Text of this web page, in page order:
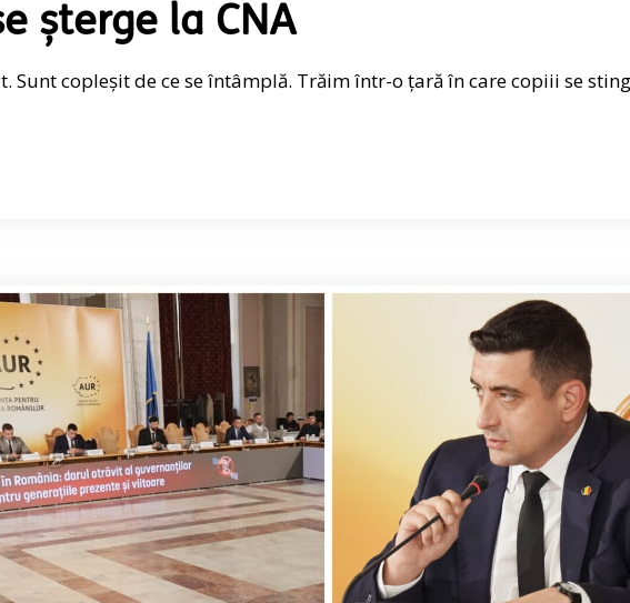
șterge la CNA
Sunt copleșit de ce se întâmplă. Trăim într-o țară în care copiii se sting